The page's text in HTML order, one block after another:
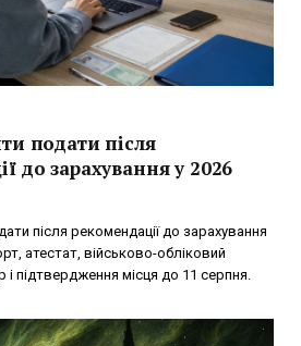
подати після
до зарахування у 2026
після рекомендації до зарахування
атестат, військово-обліковий
і підтвердження місця до 11 серпня.